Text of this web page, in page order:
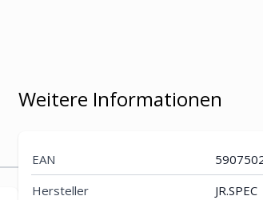
Weitere Informationen
EAN
Hersteller
JR.SPEC